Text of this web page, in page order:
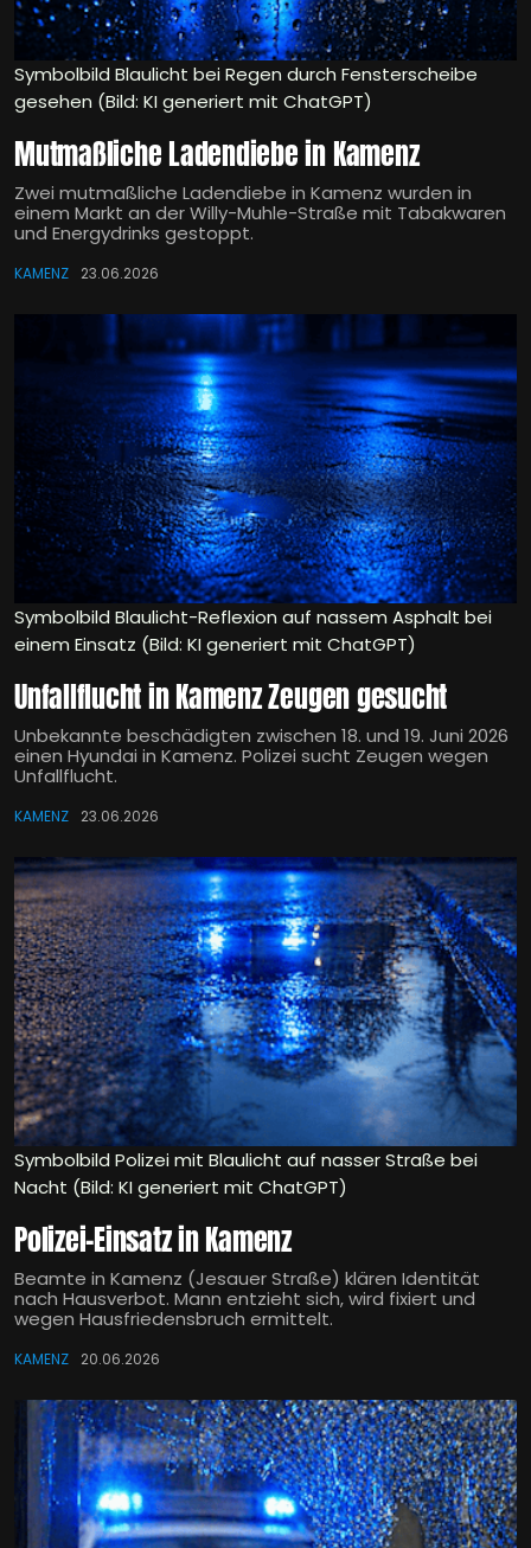
Symbolbild Blaulicht bei Regen durch Fensterscheibe
gesehen (Bild: KI generiert mit ChatGPT)
Mutmaßliche Ladendiebe in Kamenz
Zwei mutmaßliche Ladendiebe in Kamenz wurden in
einem Markt an der Willy-Muhle-Straße mit Tabakwaren
und Energydrinks gestoppt.
KAMENZ 23.06.2026
Symbolbild Blaulicht-Reflexion auf nassem Asphalt bei
einem Einsatz (Bild: KI generiert mit ChatGPT)
Unfallflucht in Kamenz Zeugen gesucht
Unbekannte beschädigten zwischen 18. und 19. Juni 2026
einen Hyundai in Kamenz. Polizei sucht Zeugen wegen
Unfallflucht.
KAMENZ 23.06.2026
Symbolbild Polizei mit Blaulicht auf nasser Straße bei
Nacht (Bild: KI generiert mit ChatGPT)
Polizei-Einsatz in Kamenz
Beamte in Kamenz (Jesauer Straße) klären Identität
nach Hausverbot. Mann entzieht sich, wird fixiert und
wegen Hausfriedensbruch ermittelt.
KAMENZ 20.06.2026